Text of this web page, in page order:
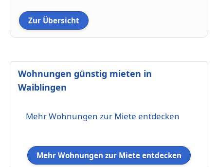
Zur Übersicht
Wohnungen günstig mieten in
Waiblingen
Mehr Wohnungen zur Miete entdecken
Mehr Wohnungen zur Miete entdecken